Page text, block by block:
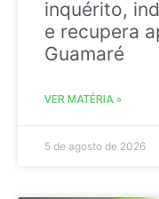
inquérito,
e recupera
Guamaré
VER MATÉRIA »
5 de agosto de 2026